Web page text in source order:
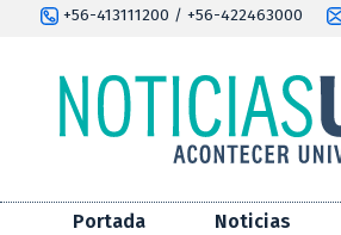
+56-413111200 / +56-422463000
Portada Noticias